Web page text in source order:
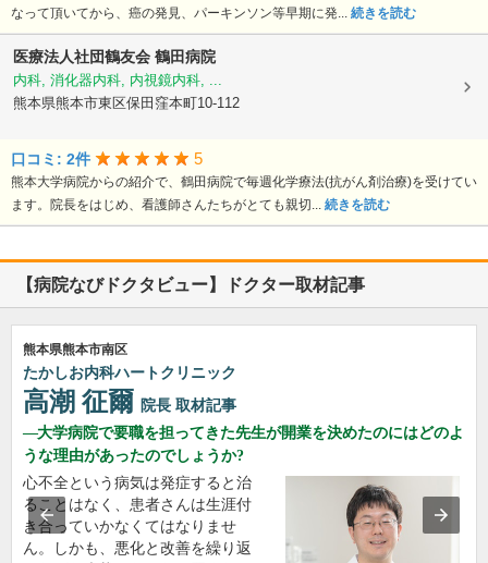
なって頂いてから、癌の発見、パーキンソン等早期に発... 続きを読む
医療法人社団鶴友会 鶴田病院
内科, 消化器内科, 内視鏡内科, ...
熊本県熊本市東区保田窪本町10-112
口コミ: 2件 5
熊本大学病院からの紹介で、鶴田病院で毎週化学療法(抗がん剤治療)を受けてい
ます。院長をはじめ、看護師さんたちがとても親切... 続きを読む
【病院なびドクタビュー】ドクター取材記事
熊本県熊本市南区
たかしお内科ハートクリニック
高潮 征爾 院長 取材記事
大学病院で要職を担ってきた先生が開業を決めたのにはどのよ
うな理由があったのでしょうか?
心不全という病気は発症すると治
ることはなく、患者さんは生涯付
き合っていかなくてはなりませ
ん。しかも、悪化と改善を繰り返